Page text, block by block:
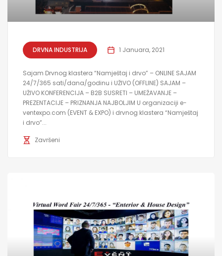
DRVNA INDUSTRIJA 1 Januara, 2021
Sajam Drvnog klastera “Namještaj i drvo” – ONLINE SAJAM
24/7/365 sati/dana/godinu i UŽIVO (OFFLINE) SAJAM –
UŽIVO KONFERENCIJA – B2B SUSRETI – UMEŽAVANJE –
PREZENTACIJE – PRIZNANJA NAJBOLJIM U organizaciji e-
ventexpo.com (EVENT & EXPO) i drvnog klastera “Namještaj
i drvo”...
Završeni